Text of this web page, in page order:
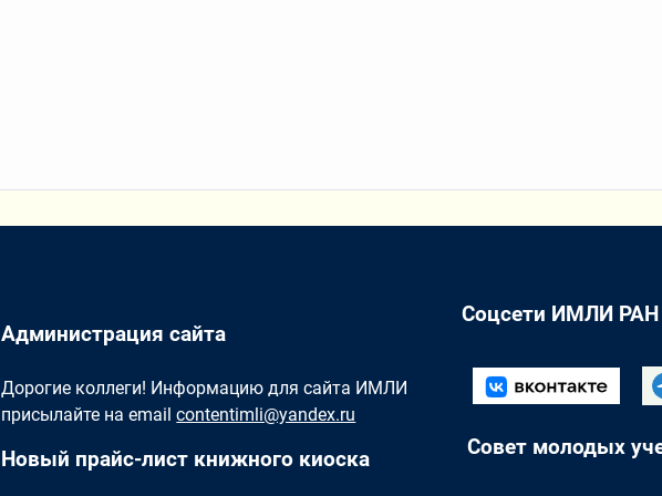
Администрация сайта
Дорогие коллеги! Информацию для сайта ИМЛИ
присылайте на emailcontentimli@yandex.ru
Новый прайс-лист книжного киоска
Соцсети ИМЛИ РАН
Совет молодых